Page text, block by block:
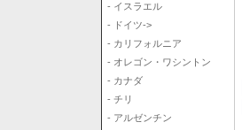
- イスラエル
- ドイツ->
- カリフォルニア
- オレゴン・ワシントン
- カナダ
- チリ
- アルゼンチン